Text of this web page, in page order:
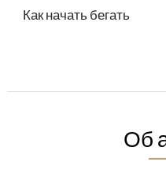
Как начать бегать
Об